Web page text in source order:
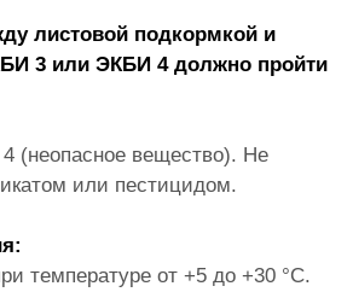
листовой подкормкой и
3 или ЭКБИ 4 должно пройти
(неопасное вещество). Не
или пестицидом.
температуре от +5 до +30 °С.